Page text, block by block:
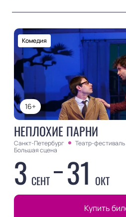
16+
Комедия
НЕПЛОХИЕ ПАРНИ
Санкт-Петербург
Театр-
Большая сцена
3 СЕНТ 31 ОКТ
Купить